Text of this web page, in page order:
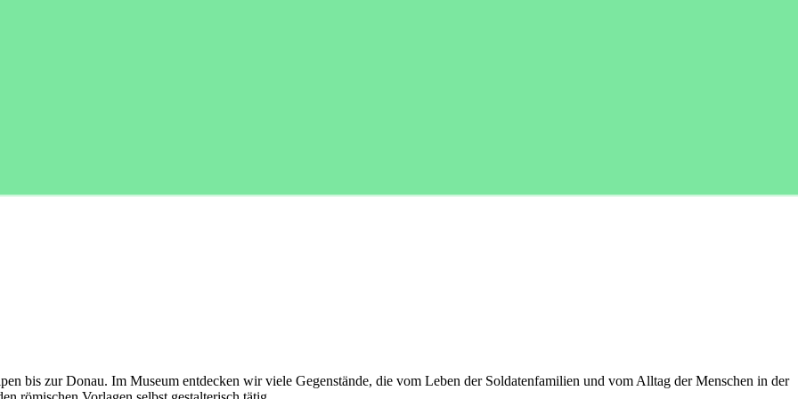
bis zur Donau. Im Museum entdecken wir viele Gegenstände, die vom Leben der Soldatenfamilien und vom Alltag der Menschen in der